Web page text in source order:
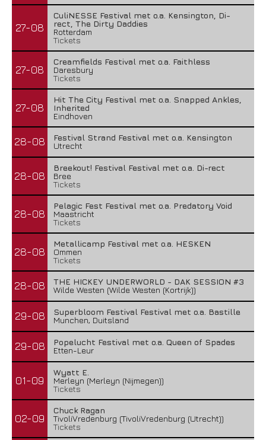
27-08
CuliNESSE Festival met o.a. Kensington, Di-
rect, The Dirty Daddies
Rotterdam
Tickets
27-08
Creamfields Festival met o.a. Faithless
Daresbury
Tickets
27-08
Hit The City Festival met o.a. Snapped Ankles,
Inherited
Eindhoven
28-08
Festival Strand Festival met o.a. Kensington
Utrecht
28-08
Breekout! Festival Festival met o.a. Di-rect
Bree
Tickets
28-08
Pelagic Fest Festival met o.a. Predatory Void
Maastricht
Tickets
28-08
Metallicamp Festival met o.a. HESKEN
Ommen
Tickets
28-08
THE HICKEY UNDERWORLD - DAK SESSION #3
Wilde Westen (Wilde Westen (Kortrijk))
29-08
Superbloom Festival Festival met o.a. Bastille
Munchen, Duitsland
29-08
Popelucht Festival met o.a. Queen of Spades
Etten-Leur
01-09
Wyatt E.
Merleyn (Merleyn (Nijmegen))
Tickets
02-09
Chuck Ragan
TivoliVredenburg (TivoliVredenburg (Utrecht))
Tickets